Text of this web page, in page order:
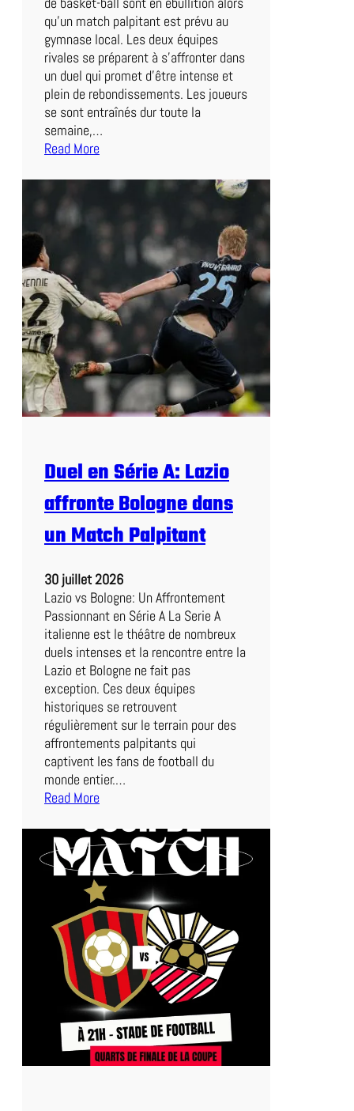
n
V
u
e
!
qu’un match palpitant est prévu au
gymnase local. Les deux équipes
rivales se préparent à s’affronter dans
un duel qui promet d’être intense et
plein de rebondissements. Les joueurs
se sont entraînés dur toute la
semaine,…
Read More
A
f
o
t
e
m
e
n
t
p
u
e
l
o
r
d
u
M
a
t
c
h
d
e
C
e
S
o
r
Duel en Série A: Lazio
affronte Bologne dans
un Match Palpitant
30 juillet 2026
Lazio vs Bologne: Un Affrontement
Passionnant en Série A La Serie A
italienne est le théâtre de nombreux
duels intenses et la rencontre entre la
Lazio et Bologne ne fait pas
exception. Ces deux équipes
historiques se retrouvent
régulièrement sur le terrain pour des
affrontements palpitants qui
captivent les fans de football du
monde entier.…
Read More
D
u
e
l
e
n
S
é
r
i
e
A
:
L